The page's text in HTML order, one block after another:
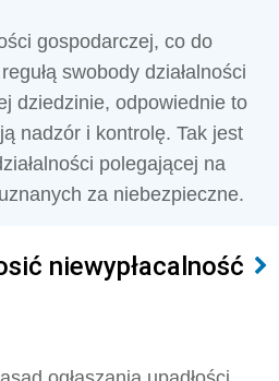
gospodarczej, co do
swobody działalności
dziedzinie, odpowiednie to
nadzór i kontrolę. Tak jest
polegającej na
za niebezpieczne.
niewypłacalność